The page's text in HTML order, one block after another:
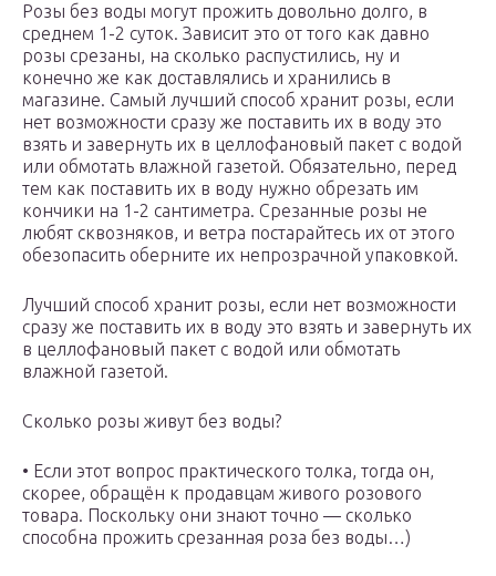
Розы без воды могут прожить довольно долго, в
среднем 1-2 суток. Зависит это от того как давно
розы срезаны, на сколько распустились, ну и
конечно же как доставлялись и хранились в
магазине. Самый лучший способ хранит розы, если
нет возможности сразу же поставить их в воду это
взять и завернуть их в целлофановый пакет с водой
или обмотать влажной газетой. Обязательно, перед
тем как поставить их в воду нужно обрезать им
кончики на 1-2 сантиметра. Срезанные розы не
любят сквозняков, и ветра постарайтесь их от этого
обезопасить оберните их непрозрачной упаковкой.
Лучший способ хранит розы, если нет возможности
сразу же поставить их в воду это взять и завернуть их
в целлофановый пакет с водой или обмотать
влажной газетой.
Сколько розы живут без воды?
• Если этот вопрос практического толка, тогда он,
скорее, обращён к продавцам живого розового
товара. Поскольку они знают точно — сколько
способна прожить срезанная роза без воды…)